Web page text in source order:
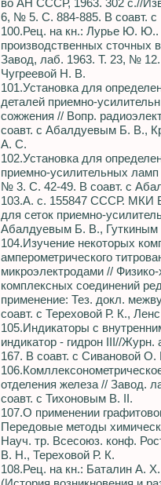
во АН СССР, 1963. 302 с.//
6, № 5. С. 884-885. В соавт. с
100.Рец. на кн.: Лурье Ю.
производственных сточных
Завод, лаб. 1963. Т. 23, №
Чугреевой Н. В.
101.Установка для
деталей приемно-
сожжения // Вопр.
соавт. с Абалдуевым Б. В.,
А. С.
102.Установка для
приемно-усилительных
№ 3. С. 42-49. В соавт. с
103.А. с. 155847 СССР. МКИ
для сеток приемно-
Абалдуевым Б. В.,
104.Изучение некоторых
амперометрического
микроэлектродами //
комплексных соединений
применение: Тез. докл.
соавт. с Тереховой Р. К.,
105.Индикаторы с
индикатор - гидрон III//
167. В соавт. с Сивановой О.
отделения железа // Завод.
соавт. с Тихоновым В. II.
107.О применении
Передовые методы
Науч. тр. Всесоюз. конф.
В. Н., Тереховой Р. К.
108.Рец. на кн.: Баталин А.